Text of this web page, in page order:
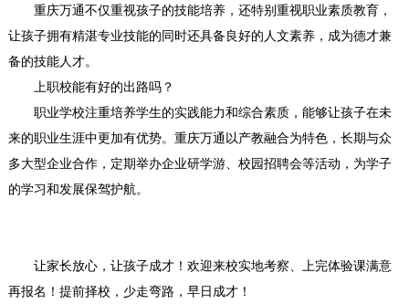
重庆万通不仅重视孩子的技能培养，还特别重视职业素质教育，
让孩子拥有精湛专业技能的同时还具备良好的人文素养，成为德才兼
备的技能人才。
上职校能有好的出路吗？
职业学校注重培养学生的实践能力和综合素质，能够让孩子在未
来的职业生涯中更加有优势。重庆万通以产教融合为特色，长期与众
多大型企业合作，定期举办企业研学游、校园招聘会等活动，为学子
的学习和发展保驾护航。
让家长放心，让孩子成才！欢迎来校实地考察、上完体验课满意
再报名！提前择校，少走弯路，早日成才！